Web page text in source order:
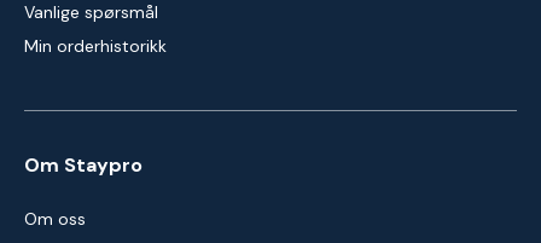
Vanlige spørsmål
Min orderhistorikk
Om Staypro
Om oss